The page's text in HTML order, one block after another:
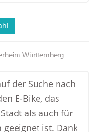
Württemberg
der Suche nach
E-Bike, das
als auch für
geeignet ist. Dank